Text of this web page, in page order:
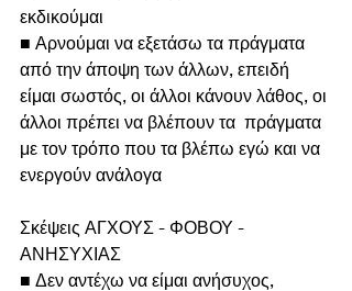
εκδικούμαι
■ Αρνούμαι να εξετάσω τα πράγματα
από την άποψη των άλλων, επειδή
είμαι σωστός, οι άλλοι κάνουν λάθος, οι
άλλοι πρέπει να βλέπουν τα  πράγματα
με τον τρόπο που τα βλέπω εγώ και να
ενεργούν ανάλογα
Σκέψεις ΑΓΧΟΥΣ - ΦΟΒΟΥ -
ΑΝΗΣΥΧΙΑΣ
■ Δεν αντέχω να είμαι ανήσυχος,